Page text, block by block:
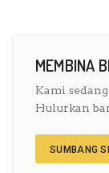
MEMBINA
Kami
Hulurkan
SUMBANG